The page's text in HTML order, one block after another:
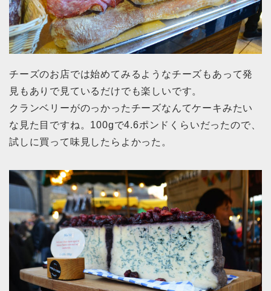
チーズのお店では始めてみるようなチーズもあって発
見もありで見ているだけでも楽しいです。
クランベリーがのっかったチーズなんてケーキみたい
な見た目ですね。100gで4.6ポンドくらいだったので、
試しに買って味見したらよかった。